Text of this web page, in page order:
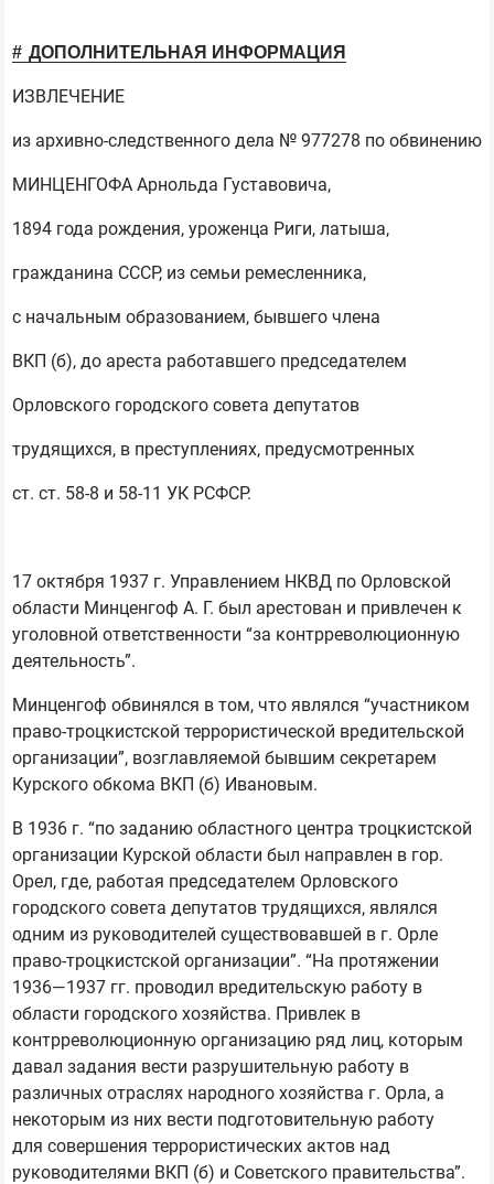
ДОПОЛНИТЕЛЬНАЯ ИНФОРМАЦИЯ
ИЗВЛЕЧЕНИЕ
из архивно-следственного дела № 977278 по обвинению
МИНЦЕНГОФА Арнольда Густавовича,
1894 года рождения, уроженца Риги, латыша,
гражданина СССР, из семьи ремесленника,
с начальным образованием, бывшего члена
ВКП (б), до ареста работавшего председателем
Орловского городского совета депутатов
трудящихся, в преступлениях, предусмотренных
ст. ст. 58-8 и 58-11 УК РСФСР.
17 октября 1937 г. Управлением НКВД по Орловской
области Минценгоф А. Г. был арестован и привлечен к
уголовной ответственности “за контрреволюционную
деятельность”.
Минценгоф обвинялся в том, что являлся “участником
право-троцкистской террористической вредительской
организации”, возглавляемой бывшим секретарем
Курского обкома ВКП (б) Ивановым.
В 1936 г. “по заданию областного центра троцкистской
организации Курской области был направлен в гор.
Орел, где, работая председателем Орловского
городского совета депутатов трудящихся, являлся
одним из руководителей существовавшей в г. Орле
право-троцкистской организации”. “На протяжении
1936—1937 гг. проводил вредительскую работу в
области городского хозяйства. Привлек в
контрреволюционную организацию ряд лиц, которым
давал задания вести разрушительную работу в
различных отраслях народного хозяйства г. Орла, а
некоторым из них вести подготовительную работу
для совершения террористических актов над
руководителями ВКП (б) и Советского правительства”.